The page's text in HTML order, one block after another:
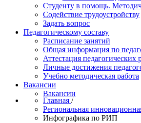
Студенту в помощь.
Содействие трудоустройству
Задать вопрос
Педагогическому составу
Расписание занятий
Общая информация по
Аттестация педагогических
Личные достижения
Учебно методическая работа
Вакансии
Вакансии
Главная /
Региональная
Инфографика по РИП